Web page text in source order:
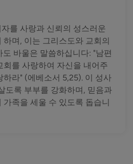
를 사랑과 신뢰의 성스러운
하며, 이는 그리스도와 교회의
바울은 말씀하십니다: "남편
회를 사랑하여 자신을 내어주
하라" (에베소서 5,25). 이 성사
도록 부부를 강화하며, 믿음과
족을 세울 수 있도록 돕습니